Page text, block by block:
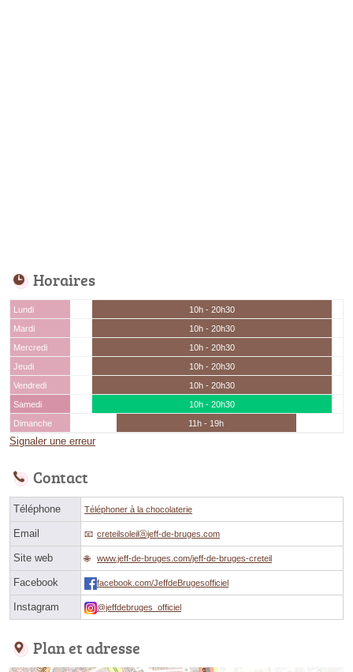
Horaires
Lundi
10h - 20h30
Mardi
10h - 20h30
Mercredi
10h - 20h30
Jeudi
10h - 20h30
Vendredi
10h - 20h30
Samedi
10h - 20h30
Dimanche
11h - 19h
Signaler une erreur
Contact
Téléphone Téléphoner à la chocolaterie
Email creteilsoleilⓐjeff-de-bruges.com
Site web www.jeff-de-bruges.com/jeff-de-bruges-creteil
Facebook facebook.com/JeffdeBrugesofficiel
Instagram @jeffdebruges_officiel
Plan et adresse